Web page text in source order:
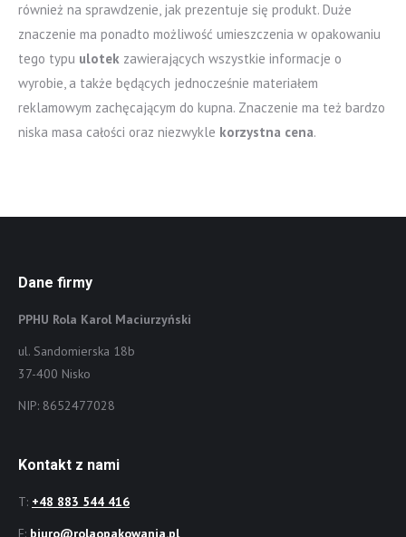
również na sprawdzenie, jak prezentuje się produkt. Duże
znaczenie ma ponadto możliwość umieszczenia w opakowaniu
tego typu ulotek zawierających wszystkie informacje o
wyrobie, a także będących jednocześnie materiałem
reklamowym zachęcającym do kupna. Znaczenie ma też bardzo
niska masa całości oraz niezwykle korzystna cena.
Dane firmy
PPHU Rola Karol Maciurzyński
ul. Sandomierska 18b
37-400 Nisko
NIP: 8652477028
Kontakt z nami
T: +48 883 544 416
E: biuro@rolaopakowania.pl